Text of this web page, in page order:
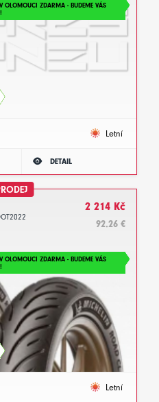
OLOMOUCI ZDARMA - BUDEME VÁS
Letní
DETAIL
2 214 Kč
92.26 €
OLOMOUCI ZDARMA - BUDEME VÁS
Letní